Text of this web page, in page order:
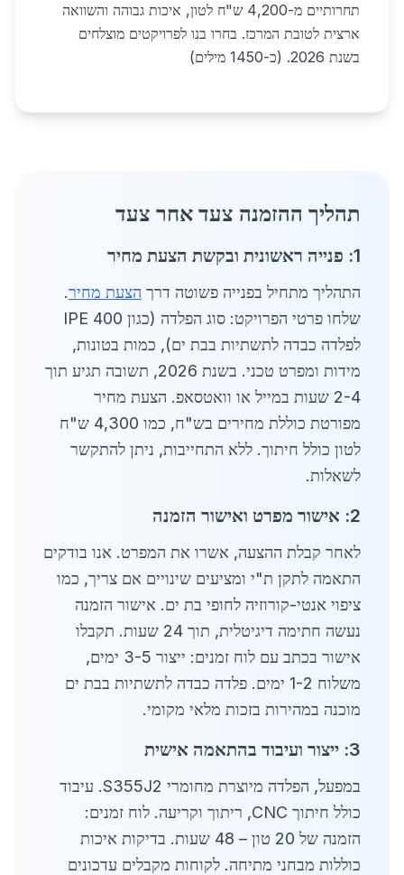
תחרותיים מ-4,200 ש"ח לטון, איכות גבוהה והשוואה
ארצית לטובת המרכז. בחרו בנו לפרויקטים מוצלחים
בשנת 2026. (כ-1450 מילים)
תהליך ההזמנה צעד אחר צעד
1: פנייה ראשונית ובקשת הצעת מחיר
התהליך מתחיל בפנייה פשוטה דרך הצעת מחיר.
שלחו פרטי הפרויקט: סוג הפלדה (כגון IPE 400
לפלדה כבדה לתשתיות בבת ים), כמות בטונות,
מידות ומפרט טכני. בשנת 2026, תשובה תגיע תוך
2-4 שעות במייל או וואטסאפ. הצעת מחיר
מפורטת כוללת מחירים בש"ח, כמו 4,300 ש"ח
לטון כולל חיתוך. ללא התחייבות, ניתן להתקשר
לשאלות.
2: אישור מפרט ואישור הזמנה
לאחר קבלת ההצעה, אשרו את המפרט. אנו בודקים
התאמה לתקן ת"י ומציעים שינויים אם צריך, כמו
ציפוי אנטי-קורוזיה לחופי בת ים. אישור הזמנה
נעשה חתימה דיגיטלית, תוך 24 שעות. תקבלו
אישור בכתב עם לוח זמנים: ייצור 3-5 ימים,
משלוח 1-2 ימים. פלדה כבדה לתשתיות בבת ים
מוכנה במהירות בזכות מלאי מקומי.
3: ייצור ועיבוד בהתאמה אישית
במפעל, הפלדה מיוצרת מחומרי S355J2. עיבוד
כולל חיתוך CNC, ריתוך וקריעה. לוח זמנים:
הזמנה של 20 טון – 48 שעות. בדיקות איכות
כוללות מבחני מתיחה. לקוחות מקבלים עדכונים